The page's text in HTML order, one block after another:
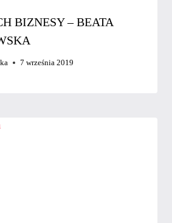
BIZNESY – BEATA
7 września 2019